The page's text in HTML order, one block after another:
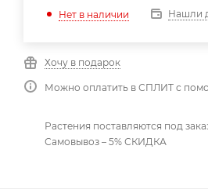
Нет в наличии Нашли
Хочу в подарок
Можно оплатить в СПЛИТ с
Растения поставляются под
Самовывоз – 5% СКИДКА